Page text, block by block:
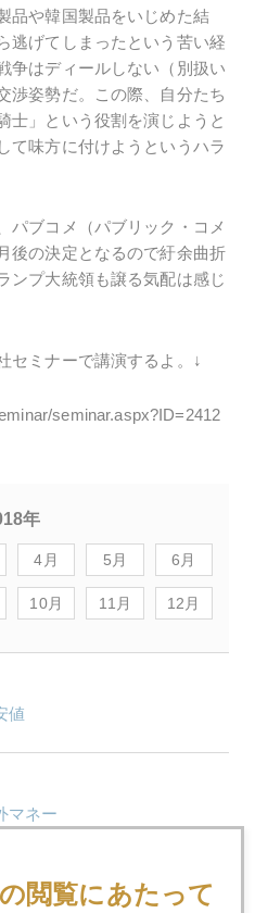
品や韓国製品をいじめた結
逃げてしまったという苦い経
争はディールしない（別扱い
渉姿勢だ。この際、自分たち
士」という役割を演じようと
て味方に付けようというハラ
パブコメ（パブリック・コメ
後の決定となるので紆余曲折
ンプ大統領も譲る気配は感じ
セミナーで講演するよ。↓
seminar.aspx?ID=2412
年
4月 5月 6月
10月 11月 12月
値
マネー
閲覧にあたって